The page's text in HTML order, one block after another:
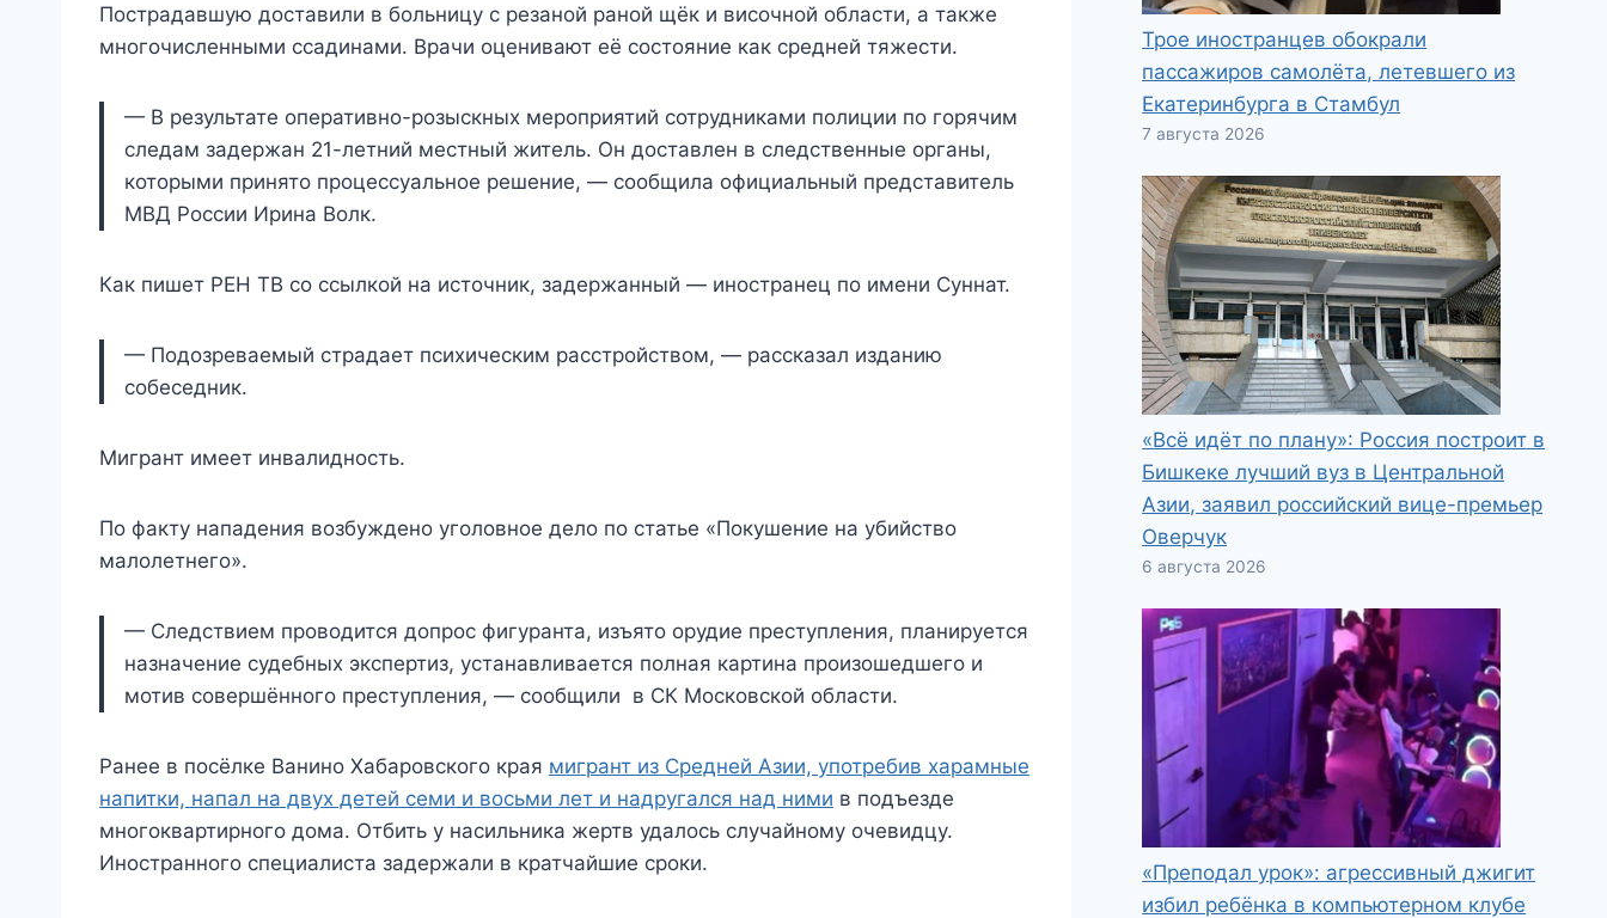
Пострадавшую доставили в больницу с резаной раной щёк и височной области, а также
многочисленными ссадинами. Врачи оценивают её состояние как средней тяжести.
— В результате оперативно-розыскных мероприятий сотрудниками полиции по горячим
следам задержан 21-летний местный житель. Он доставлен в следственные органы,
которыми принято процессуальное решение, — сообщила официальный представитель
МВД России Ирина Волк.
Как пишет РЕН ТВ со ссылкой на источник, задержанный — иностранец по имени Суннат.
— Подозреваемый страдает психическим расстройством, — рассказал изданию
собеседник.
Мигрант имеет инвалидность.
По факту нападения возбуждено уголовное дело по статье «Покушение на убийство
малолетнего».
— Следствием проводится допрос фигуранта, изъято орудие преступления, планируется
назначение судебных экспертиз, устанавливается полная картина произошедшего и
мотив совершённого преступления, — сообщили в СК Московской области.
Ранее в посёлке Ванино Хабаровского края мигрант из Средней Азии, употребив харамные
напитки, напал на двух детей семи и восьми лет и надругался над ними в подъезде
многоквартирного дома. Отбить у насильника жертв удалось случайному очевидцу.
Иностранного специалиста задержали в кратчайшие сроки.
Трое иностранцев обокрали
пассажиров самолёта, летевшего из
Екатеринбурга в Стамбул
7 августа 2026
«Всё идёт по плану»: Россия построит в
Бишкеке лучший вуз в Центральной
Азии, заявил российский вице-премьер
Оверчук
6 августа 2026
«Преподал урок»: агрессивный джигит
избил ребёнка в компьютерном клубе